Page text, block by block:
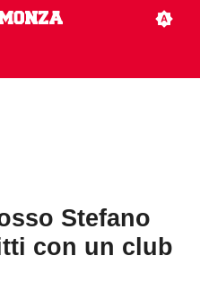
Stefano
con un club